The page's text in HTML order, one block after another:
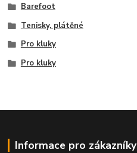
Barefoot
Tenisky, plátěné
Pro kluky
Pro kluky
Informace pro zákazníky